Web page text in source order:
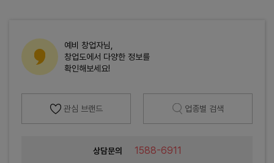
예비 창업자님,
창업도에서 다양한 정보를
확인해보세요!
관심 브랜드 업종별 검색
상담문의 1588-6911